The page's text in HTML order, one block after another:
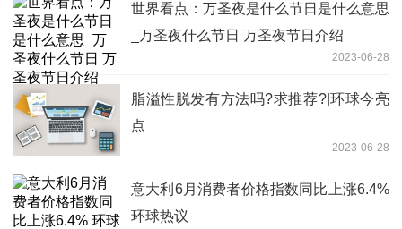
世界看点：万圣夜是什么节日是什么意思
_万圣夜什么节日 万圣夜节日介绍
2023-06-28
脂溢性脱发有方法吗?求推荐?|环球今亮
点
2023-06-28
意大利6月消费者价格指数同比上涨6.4%
环球热议